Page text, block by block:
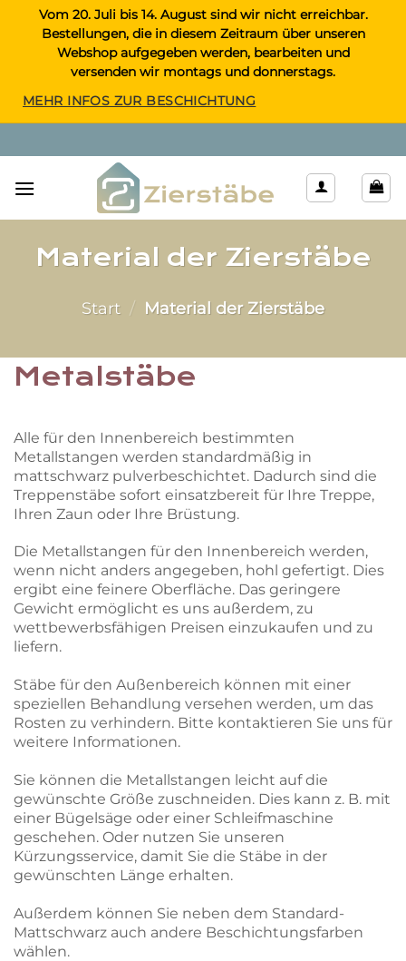
Inhalt
springen
Vom 20. Juli bis 14. August sind wir nicht erreichbar.
Bestellungen, die in diesem Zeitraum über unseren
Webshop aufgegeben werden, bearbeiten und
versenden wir montags und donnerstags.
MEHR INFOS ZUR BESCHICHTUNG
Material der Zierstäbe
Start / Material der Zierstäbe
Metalstäbe
Alle für den Innenbereich bestimmten
Metallstangen werden standardmäßig in
mattschwarz pulverbeschichtet. Dadurch sind die
Treppenstäbe sofort einsatzbereit für Ihre Treppe,
Ihren Zaun oder Ihre Brüstung.
Die Metallstangen für den Innenbereich werden,
wenn nicht anders angegeben, hohl gefertigt. Dies
ergibt eine feinere Oberfläche. Das geringere
Gewicht ermöglicht es uns außerdem, zu
wettbewerbsfähigen Preisen einzukaufen und zu
liefern.
Stäbe für den Außenbereich können mit einer
speziellen Behandlung versehen werden, um das
Rosten zu verhindern. Bitte kontaktieren Sie uns für
weitere Informationen.
Sie können die Metallstangen leicht auf die
gewünschte Größe zuschneiden. Dies kann z. B. mit
einer Bügelsäge oder einer Schleifmaschine
geschehen. Oder nutzen Sie unseren
Kürzungsservice, damit Sie die Stäbe in der
gewünschten Länge erhalten.
Außerdem können Sie neben dem Standard-
Mattschwarz auch andere Beschichtungsfarben
wählen.